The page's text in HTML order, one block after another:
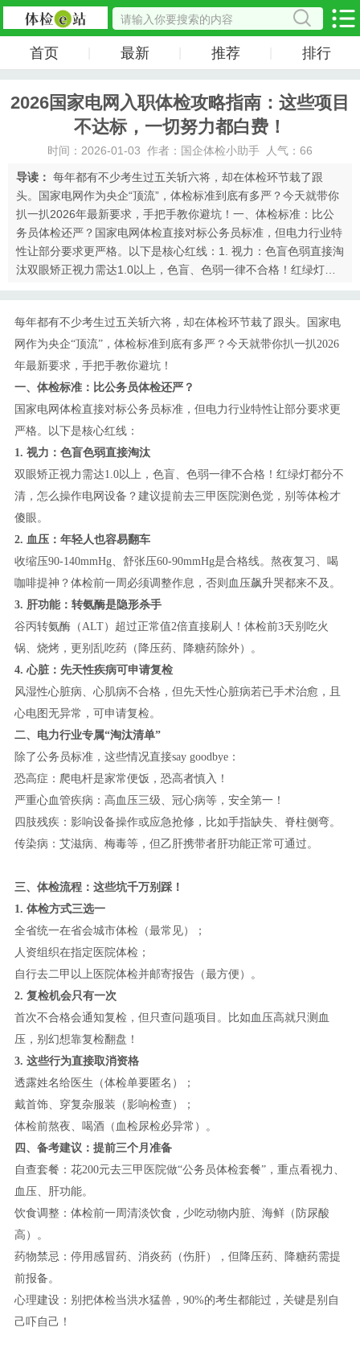
首页 最新 推荐 排行
2026国家电网入职体检攻略指南：这些项目
不达标，一切努力都白费！
时间：2026-01-03 作者：国企体检小助手 人气：66
导读： 每年都有不少考生过五关斩六将，却在体检环节栽了跟
头。国家电网作为央企“顶流”，体检标准到底有多严？今天就带你
扒一扒2026年最新要求，手把手教你避坑！一、体检标准：比公
务员体检还严？国家电网体检直接对标公务员标准，但电力行业特
性让部分要求更严格。以下是核心红线：1. 视力：色盲色弱直接淘
汰双眼矫正视力需达1.0以上，色盲、色弱一律不合格！红绿灯都
分不清，怎么操作电网设备？建议提前去三甲医院测色觉，别等体
每年都有不少考生过五关斩六将，却在体检环节栽了跟头。国家电
网作为央企“顶流”，体检标准到底有多严？今天就带你扒一扒2026
年最新要求，手把手教你避坑！
一、体检标准：比公务员体检还严？
国家电网体检直接对标公务员标准，但电力行业特性让部分要求更
严格。以下是核心红线：
1. 视力：色盲色弱直接淘汰
双眼矫正视力需达1.0以上，色盲、色弱一律不合格！红绿灯都分不
清，怎么操作电网设备？建议提前去三甲医院测色觉，别等体检才
傻眼。
2. 血压：年轻人也容易翻车
收缩压90-140mmHg、舒张压60-90mmHg是合格线。熬夜复习、喝
咖啡提神？体检前一周必须调整作息，否则血压飙升哭都来不及。
3. 肝功能：转氨酶是隐形杀手
谷丙转氨酶（ALT）超过正常值2倍直接刷人！体检前3天别吃火
锅、烧烤，更别乱吃药（降压药、降糖药除外）。
4. 心脏：先天性疾病可申请复检
风湿性心脏病、心肌病不合格，但先天性心脏病若已手术治愈，且
心电图无异常，可申请复检。
二、电力行业专属“淘汰清单”
除了公务员标准，这些情况直接say goodbye：
恐高症：爬电杆是家常便饭，恐高者慎入！
严重心血管疾病：高血压三级、冠心病等，安全第一！
四肢残疾：影响设备操作或应急抢修，比如手指缺失、脊柱侧弯。
传染病：艾滋病、梅毒等，但乙肝携带者肝功能正常可通过。
三、体检流程：这些坑千万别踩！
1. 体检方式三选一
全省统一在省会城市体检（最常见）；
人资组织在指定医院体检；
自行去二甲以上医院体检并邮寄报告（最方便）。
2. 复检机会只有一次
首次不合格会通知复检，但只查问题项目。比如血压高就只测血
压，别幻想靠复检翻盘！
3. 这些行为直接取消资格
透露姓名给医生（体检单要匿名）；
戴首饰、穿复杂服装（影响检查）；
体检前熬夜、喝酒（血检尿检必异常）。
四、备考建议：提前三个月准备
自查套餐：花200元去三甲医院做“公务员体检套餐”，重点看视力、
血压、肝功能。
饮食调整：体检前一周清淡饮食，少吃动物内脏、海鲜（防尿酸
高）。
药物禁忌：停用感冒药、消炎药（伤肝），但降压药、降糖药需提
前报备。
心理建设：别把体检当洪水猛兽，90%的考生都能过，关键是别自
己吓自己！